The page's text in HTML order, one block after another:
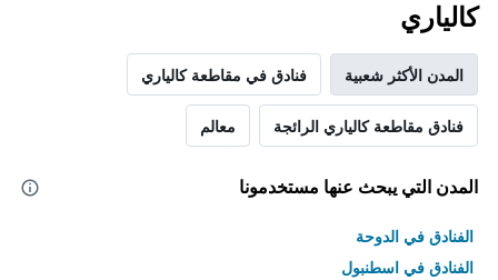
كالياري
المدن الأكثر شعبية فنادق في مقاطعة كالياري
فنادق مقاطعة كالياري الرائجة معالم
المدن التي يبحث عنها مستخدمونا
الفنادق في الدوحة
الفنادق في اسطنبول